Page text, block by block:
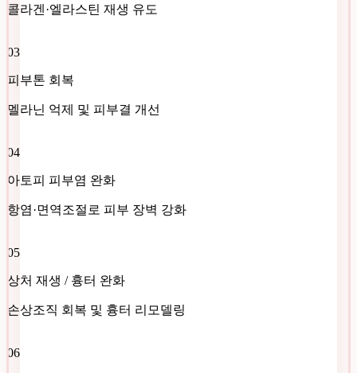
콜라겐·엘라스틴 재생 유도
03
피부톤 회복
멜라닌 억제 및 피부결 개선
04
아토피 피부염 완화
항염·면역조절로 피부 장벽 강화
05
상처 재생 / 흉터 완화
손상조직 회복 및 흉터 리모델링
06